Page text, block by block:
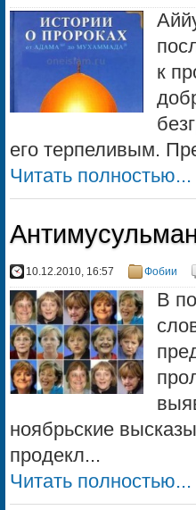
к
его терпеливым.
Читать полностью...
10.12.2010, 16:57 Фобии
В
ноябрьские
продекл...
Читать полностью...